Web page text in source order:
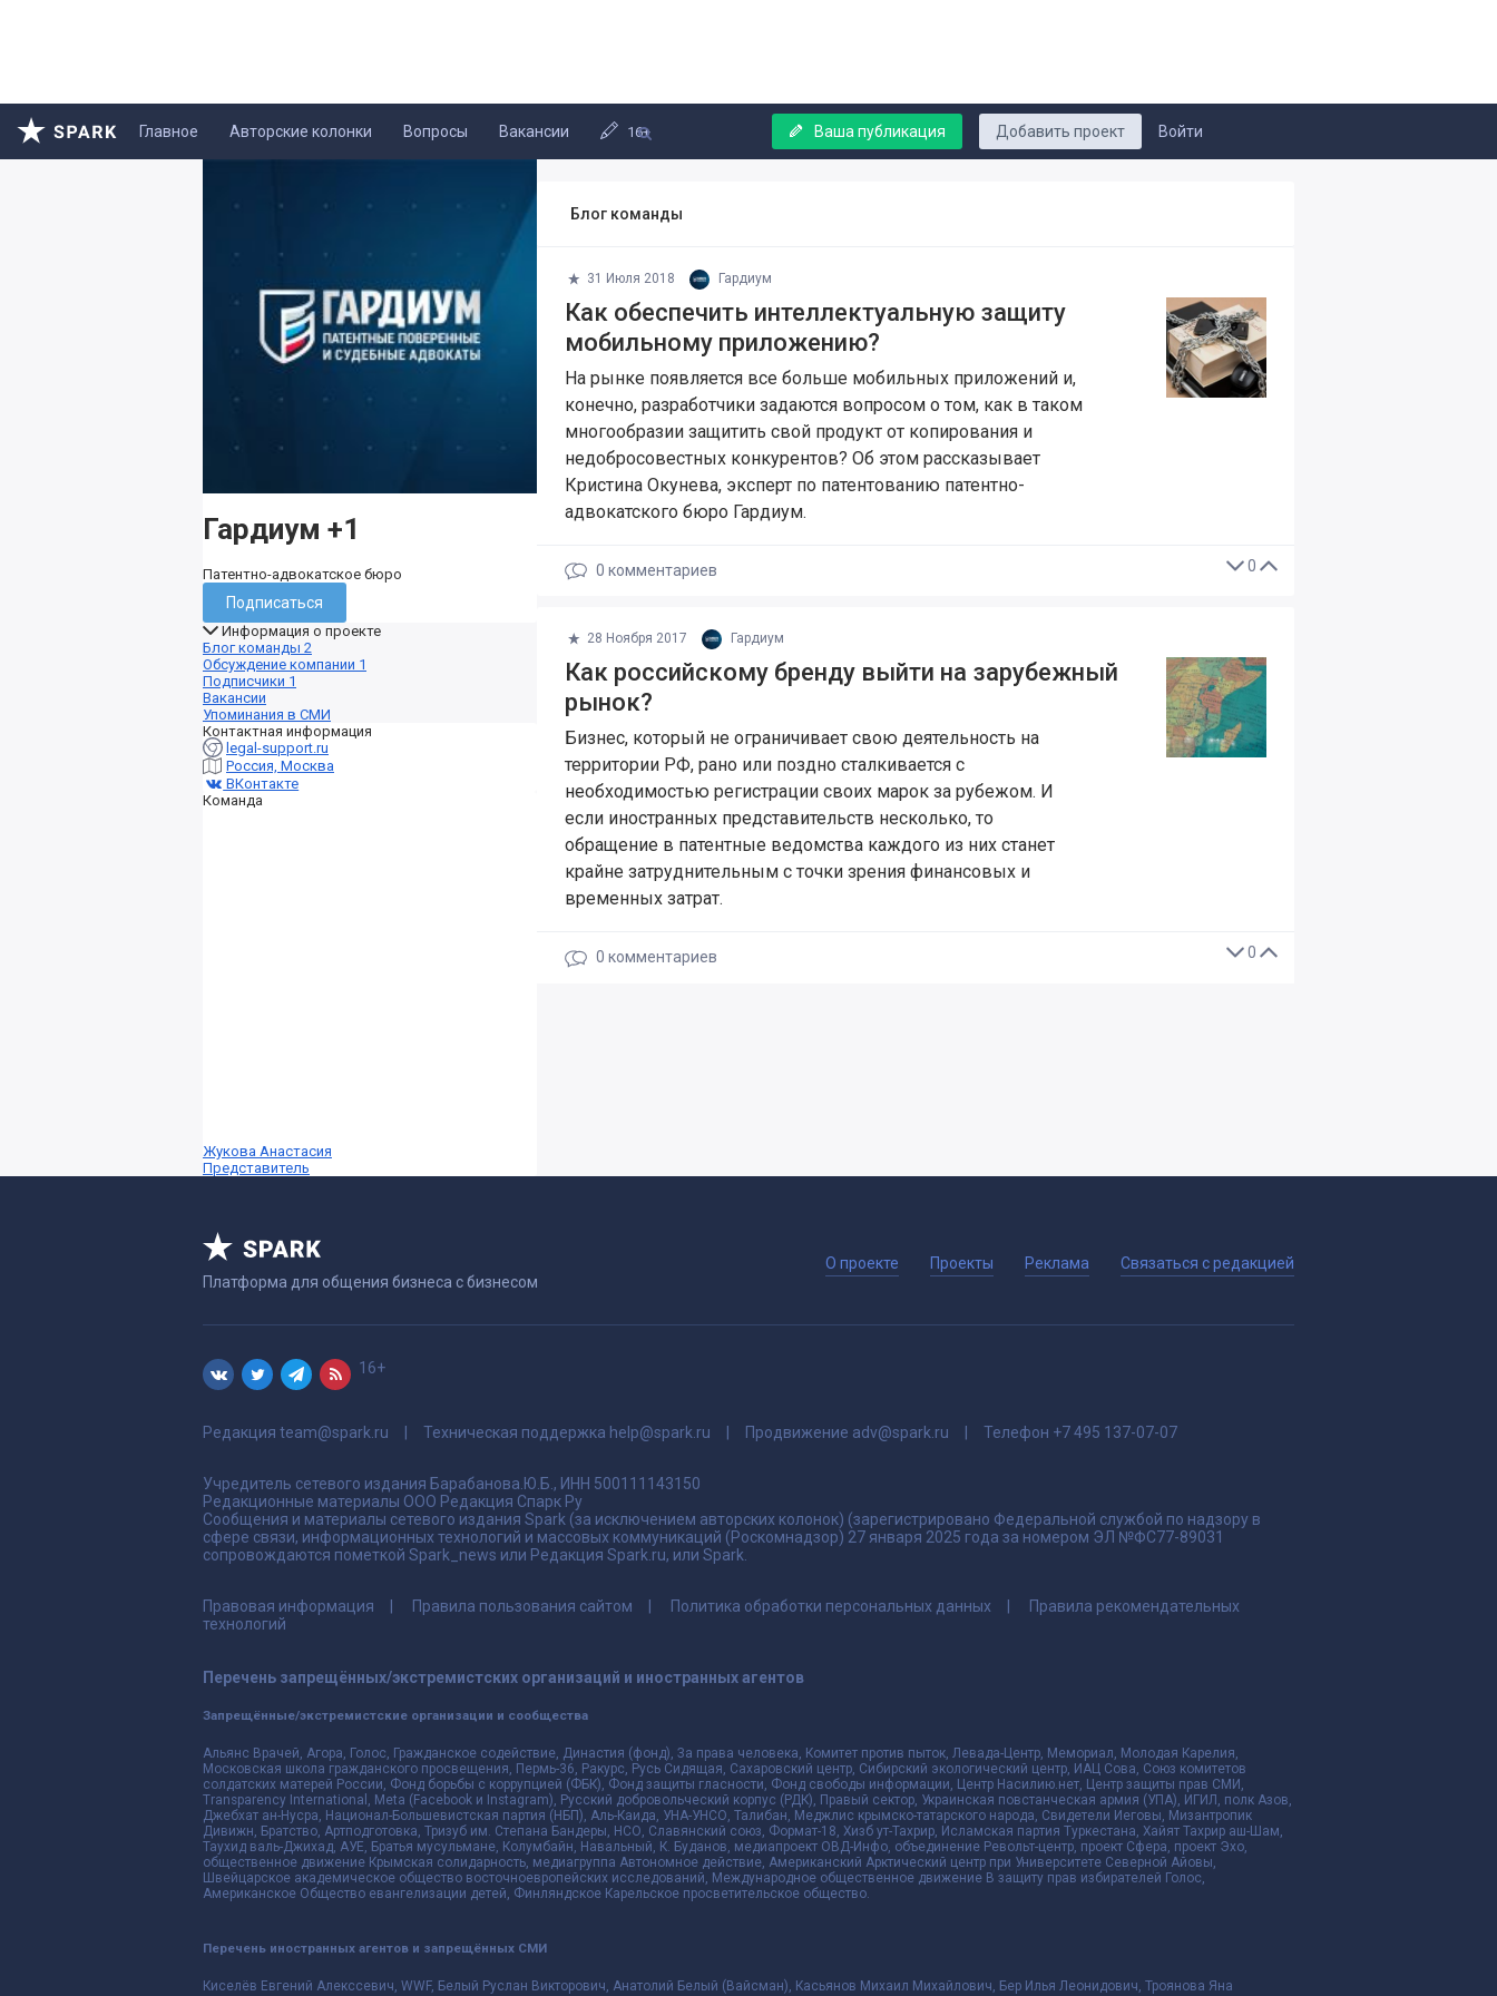
Войти
Добавить проект
Главное Авторские колонки Вопросы Вакансии Ваша публикация
16+
Гардиум +1
Патентно-адвокатское бюро
Подписаться
Информация о проекте
Блог команды 2
Обсуждение компании 1
Подписчики 1
Вакансии
Упоминания в СМИ
Контактная информация
legal-support.ru
Россия, Москва
ВКонтакте
Команда
Жукова Анастасия
Представитель
Блог команды
31 Июля 2018 Гардиум
Как обеспечить интеллектуальную защиту
мобильному приложению?
На рынке появляется все больше мобильных приложений и,
конечно, разработчики задаются вопросом о том, как в таком
многообразии защитить свой продукт от копирования и
недобросовестных конкурентов? Об этом рассказывает
Кристина Окунева, эксперт по патентованию патентно-
адвокатского бюро Гардиум.
0
0 комментариев
28 Ноября 2017 Гардиум
Как российскому бренду выйти на зарубежный
рынок?
Бизнес, который не ограничивает свою деятельность на
территории РФ, рано или поздно сталкивается с
необходимостью регистрации своих марок за рубежом. И
если иностранных представительств несколько, то
обращение в патентные ведомства каждого из них станет
крайне затруднительным с точки зрения финансовых и
временных затрат.
0
0 комментариев
Платформа для общения бизнеса с бизнесом
О проекте Проекты Реклама Связаться с редакцией
16+
Редакция team@spark.ru Техническая поддержка help@spark.ru Продвижение adv@spark.ru Телефон +7 495 137-07-07
Учредитель сетевого издания Барабанова.Ю.Б., ИНН 500111143150
Редакционные материалы ООО Редакция Спарк Ру
Сообщения и материалы сетевого издания Spark (за исключением авторских колонок) (зарегистрировано Федеральной службой по надзору в
сфере связи, информационных технологий и массовых коммуникаций (Роскомнадзор) 27 января 2025 года за номером ЭЛ №ФС77-89031
сопровождаются пометкой Spark_news или Редакция Spark.ru, или Spark.
Правовая информация Правила пользования сайтом Политика обработки персональных данных
Правила рекомендательных
технологий
Перечень запрещённых/экстремистских организаций и иностранных агентов
Запрещённые/экстремистские организации и сообщества
Альянс Врачей, Агора, Голос, Гражданское содействие, Династия (фонд), За права человека, Комитет против пыток, Левада-Центр, Мемориал, Молодая Карелия,
Московская школа гражданского просвещения, Пермь-36, Ракурс, Русь Сидящая, Сахаровский центр, Сибирский экологический центр, ИАЦ Сова, Союз комитетов
солдатских матерей России, Фонд борьбы с коррупцией (ФБК), Фонд защиты гласности, Фонд свободы информации, Центр Насилию.нет, Центр защиты прав СМИ,
Transparency International, Meta (Facebook и Instagram), Русский добровольческий корпус (РДК), Правый сектор, Украинская повстанческая армия (УПА), ИГИЛ, полк Азов,
Джебхат ан-Нусра, Национал-Большевистская партия (НБП), Аль-Каида, УНА-УНСО, Талибан, Меджлис крымско-татарского народа, Свидетели Иеговы, Мизантропик
Дивижн, Братство, Артподготовка, Тризуб им. Степана Бандеры, НСО, Славянский союз, Формат-18, Хизб ут-Тахрир, Исламская партия Туркестана, Хайят Тахрир аш-Шам,
Таухид валь-Джихад, АУЕ, Братья мусульмане, Колумбайн, Навальный, К. Буданов, медиапроект ОВД-Инфо, объединение Револьт-центр, проект Сфера, проект Эхо,
общественное движение Крымская солидарность, медиагруппа Автономное действие, Американский Арктический центр при Университете Северной Айовы,
Швейцарское академическое общество восточноевропейских исследований, Международное общественное движение В защиту прав избирателей Голос,
Американское Общество евангелизации детей, Финляндское Карельское просветительское общество.
Перечень иностранных агентов и запрещённых СМИ
Киселёв Евгений Алекссевич, WWF, Белый Руслан Викторович, Анатолий Белый (Вайсман), Касьянов Михаил Михайлович, Бер Илья Леонидович, Троянова Яна